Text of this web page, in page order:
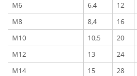
M6
6,4 12
M8
8,4 16
M10
10,5 20
M12
13 24
M14
15 28